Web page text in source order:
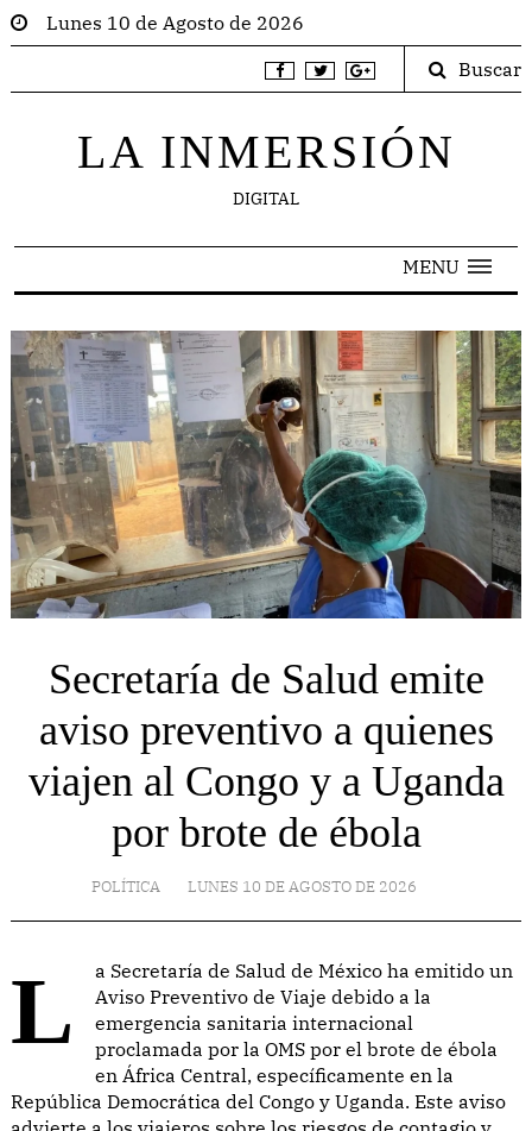
Lunes 10 de Agosto de 2026
Buscar
LA INMERSIÓN
DIGITAL
MENU
Secretaría de Salud emite
aviso preventivo a quienes
viajen al Congo y a Uganda
por brote de ébola
POLÍTICA LUNES 10 DE AGOSTO DE 2026
La Secretaría de Salud de México ha emitido un
Aviso Preventivo de Viaje debido a la
emergencia sanitaria internacional
proclamada por la OMS por el brote de ébola
en África Central, específicamente en la
República Democrática del Congo y Uganda. Este aviso